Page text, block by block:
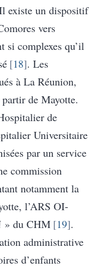
existe un dispositif
vers
si complexes qu’il
18 . Les
à La Réunion,
de Mayotte.
de
Universitaire
par un service
commission
notamment la
l’ARS OI-
» du CHM 19 .
administrative
d’enfants